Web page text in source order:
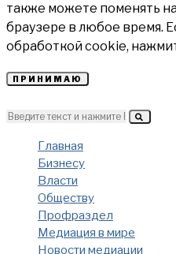
также можете поменять
браузере в любое время.
обработкой cookie,
ПРИНИМАЮ
Главная
Бизнесу
Власти
Обществу
Профраздел
Медиация в мире
Новости медиации